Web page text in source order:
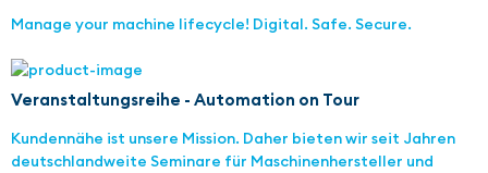
Manage your machine lifecycle! Digital. Safe. Secure.
Veranstaltungsreihe - Automation on Tour
Kundennähe ist unsere Mission. Daher bieten wir seit Jahren
deutschlandweite Seminare für Maschinenhersteller und